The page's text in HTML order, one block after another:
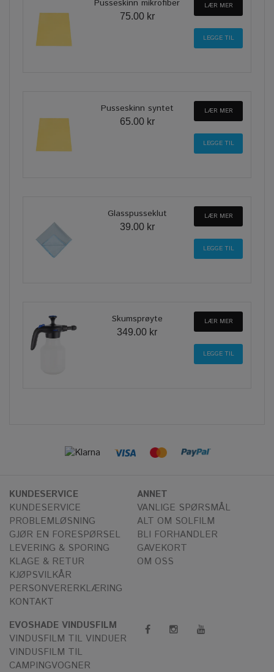
Pusseskinn mikrofiber
75.00 kr
LÆR MER
Pusseskinn syntet
65.00 kr
LÆR MER
Glasspusseklut
39.00 kr
LÆR MER
Skumsprøyte
349.00 kr
LÆR MER
KUNDESERVICE
KUNDESERVICE
PROBLEMLØSNING
GJØR EN FORESPØRSEL
LEVERING & SPORING
KLAGE & RETUR
KJØPSVILKÅR
PERSONVERERKLÆRING
KONTAKT
ANNET
VANLIGE SPØRSMÅL
ALT OM SOLFILM
BLI FORHANDLER
GAVEKORT
OM OSS
EVOSHADE VINDUSFILM
VINDUSFILM TIL VINDUER
VINDUSFILM TIL
CAMPINGVOGNER